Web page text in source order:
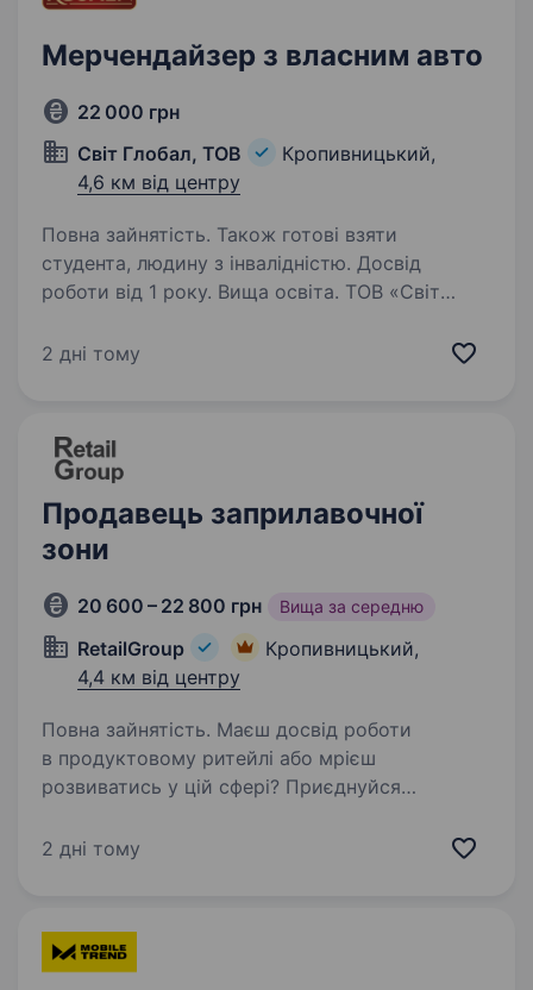
Мерчендайзер з власним авто
22 000 грн
Світ Глобал, ТОВ
Кропивницький,
4,6 км від центру
Повна зайнятість. Також готові взяти
студента, людину з інвалідністю. Досвід
роботи від 1 року. Вища освіта. ТОВ «Світ
ТМ «ROSHEN». Ми — стабільна компанія,
Вимоги: Відповідальність та уважність
Бажання…
2 дні тому
Продавець заприлавочної
зони
20 600 – 22 800 грн Вища за середню
RetailGroup
Кропивницький,
4,4 км від центру
Повна зайнятість. Маєш досвід роботи
в продуктовому ритейлі або мрієш
розвиватись у цій сфері? Приєднуйся
свою роботу, горять ідеєю, реалізовують
2 дні тому